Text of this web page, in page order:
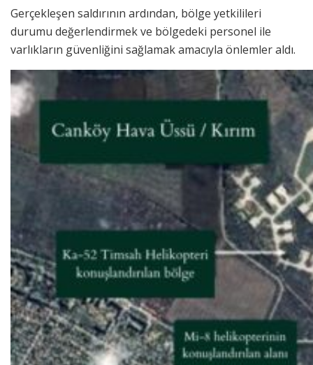
Gerçekleşen saldırının ardından, bölge yetkilileri
durumu değerlendirmek ve bölgedeki personel ile
varlıkların güvenliğini sağlamak amacıyla önlemler aldı.